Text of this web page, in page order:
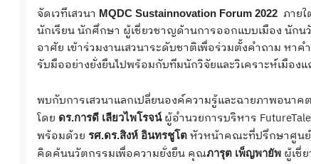
จัดเวทีเสวนา MQDC Sustainnovation Forum 2022ภายใ
นักเรียน นักศึกษา ผู้เชี่ยวชาญด้านการออกแบบเมือง นัก
อาศัย เข้าร่วมงานเสวนาระดับชาติเพื่อร่วมตั้งคำถาม หา
รับมืออย่างยั่งยืนไปพร้อมกับทีมนักวิจัยและวิเคราะห์เมืองแ
พบกับการเสวนาแลกเปลี่ยนองค์ความรู้และฉายภาพอนา
โดย ดร.การดี เลียวไพโรจน์ผู้อำนวยการบริหาร
พร้อมด้วย รศ.ดร.สิงห์ อินทรชูโตหัวหน้าคณะที่ปรึกษาศูนย์วิ
คิดค้นนวัตกรรมเพื่อความยั่งยืน คุณภารุต เพ็ญพายัพผู้เชี่ย